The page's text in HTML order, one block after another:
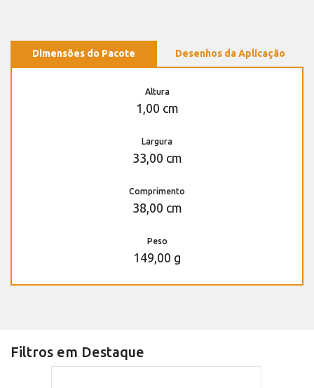
Dimensões do Pacote Desenhos da Aplicação
Altura
1,00 cm
Largura
33,00 cm
Comprimento
38,00 cm
Peso
149,00 g
Filtros em Destaque